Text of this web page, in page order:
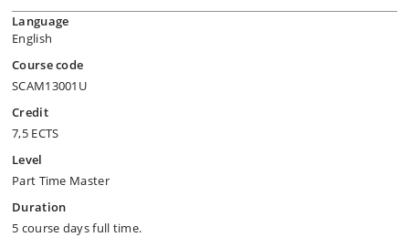
Language
English
Course code
SCAM13001U
Credit
7,5 ECTS
Level
Part Time Master
Duration
5 course days full time.